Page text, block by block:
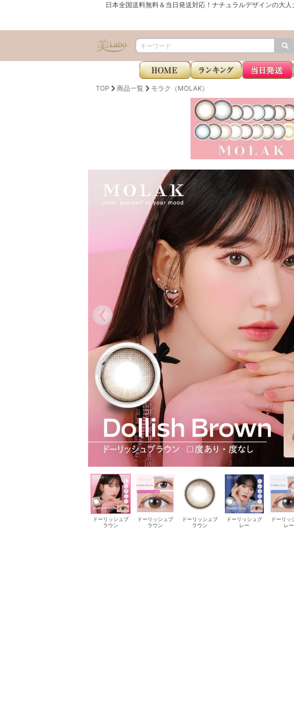
日本全国送料無料＆当日発送対応！ナチュラルデザインの大
TOP 商品一覧 モラク（MOLAK）
ドーリッシュブ
ラウン
ドーリッシュブ
ラウン
ドーリッシュブ
ラウン
ドーリッシュグ
レー
ドーリッ
レー